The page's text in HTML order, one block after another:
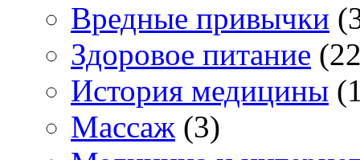
Вредные привычки
Здоровое питание
История медицины
Массаж (3)